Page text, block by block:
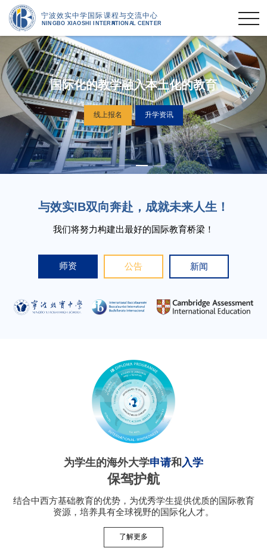
国际化的教学融入本土化的教育
线上报名 升学资讯
与效实IB双向奔赴，成就未来人生！
我们将努力构建出最好的国际教育桥梁！
师资 公告 新闻
为学生的海外大学申请和 入学
保驾护航
结合中西方基础教育的优势，为优秀学生提供优质的国际教育
资源，培养具有全球视野的国际化人才。
了解更多